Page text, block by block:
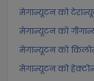
मेगान्यूटन को
मेगान्यूटन को
मेगान्यूटन को
मेगान्यूटन को